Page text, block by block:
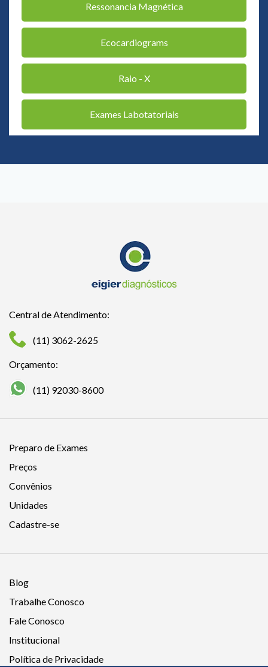
Ressonancia Magnética
Ecocardiograms
Raio - X
Exames Labotatoriais
Central de Atendimento:
(11) 3062-2625
Orçamento:
(11) 92030-8600
Preparo de Exames
Preços
Convênios
Unidades
Cadastre-se
Blog
Trabalhe Conosco
Fale Conosco
Institucional
Política de Privacidade